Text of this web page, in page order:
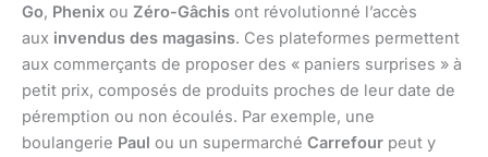
Go, Phenix ou Zéro-Gâchis ont révolutionné l’accès
aux invendus des magasins. Ces plateformes permettent
aux commerçants de proposer des « paniers surprises » à
petit prix, composés de produits proches de leur date de
péremption ou non écoulés. Par exemple, une
boulangerie Paul ou un supermarché Carrefour peut y